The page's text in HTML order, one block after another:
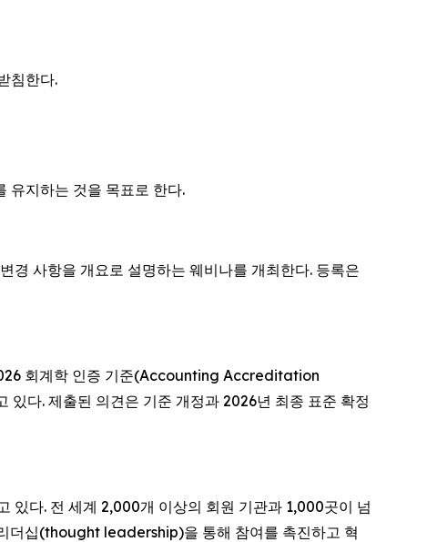
침한다.
유지하는 것을 목표로 한다.
사항을 개요로 설명하는 웨비나를 개최한다. 등록은
회계학 인증 기준(Accounting Accreditation
있다. 제출된 의견은 기준 개정과 2026년 최종 표준 확정
다. 전 세계 2,000개 이상의 회원 기관과 1,000곳이 넘
더십(thought leadership)을 통해 참여를 촉진하고 혁